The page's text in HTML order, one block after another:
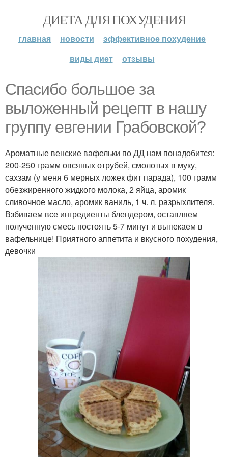
ДИЕТА ДЛЯ ПОХУДЕНИЯ
главная новости
эффективное похудение
виды диет
отзывы
Спасибо большое за
выложенный рецепт в нашу
группу евгении Грабовской?
Ароматные венские вафельки по ДД нам понадобится:
200-250 грамм овсяных отрубей, смолотых в муку,
сахзам (у меня 6 мерных ложек фит парада), 100 грамм
обезжиренного жидкого молока, 2 яйца, аромик
сливочное масло, аромик ваниль, 1 ч. л. разрыхлителя.
Взбиваем все ингредиенты блендером, оставляем
полученную смесь постоять 5-7 минут и выпекаем в
вафельнице! Приятного аппетита и вкусного похудения,
девочки